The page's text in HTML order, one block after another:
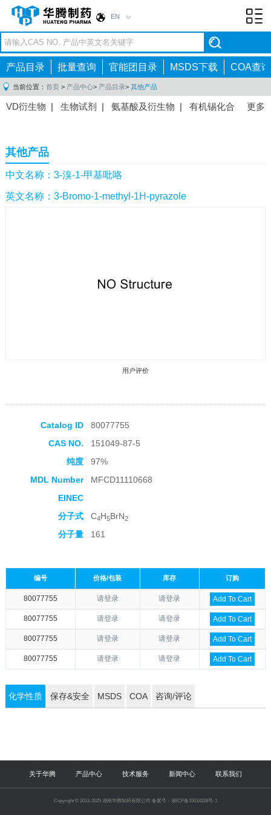
EN
产品目录 批量查询 官能团目录 MSDS下载 COA查询
当前位置： 首页 > 产品中心> 产品目录> 其他产品
更多
VD衍生物 | 生物试剂 | 氨基酸及衍生物 | 有机锡化合
间体|抗高血压药物中间体
感染药物中间体
体 |抗精神病药物中间体|
药中间体|其他原料药中间体|
其他产品
中文名称：3-溴-1-甲基吡咯
英文名称：3-Bromo-1-methyl-1H-pyrazole
用户评价
Catalog ID
80077755
CAS NO.
151049-87-5
纯度
97%
MDL Number
MFCD11110668
EINEC
分子式
C4H5BrN2
分子量 161
编号 价格/包装 库存 订购
80077755 请登录 请登录 Add To Cart
80077755 请登录 请登录 Add To Cart
80077755 请登录 请登录 Add To Cart
80077755 请登录 请登录 Add To Cart
化学性质 保存&安全 MSDS COA 咨询/评论
关于华腾 产品中心 技术服务 新闻中心 联系我们
Copyright © 2013-2025 湖南华腾制药有限公司 备案号：湘ICP备15018328号-1